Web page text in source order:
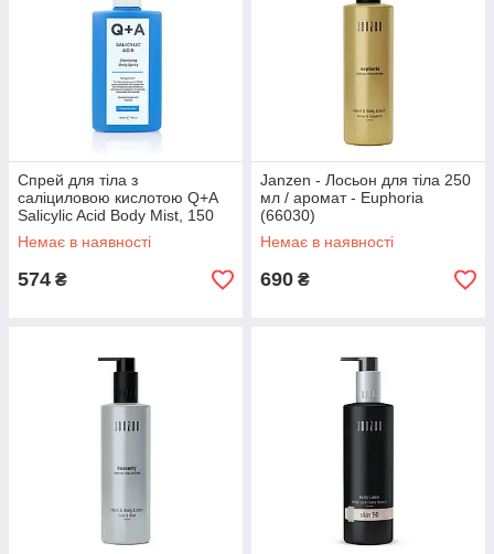
Спрей для тіла з
саліциловою кислотою Q+A
Salicylic Acid Body Mist, 150
мл (470232)
Немає в наявності
574 ₴
Janzen - Лосьон для тіла 250
мл / аромат - Euphoria
(66030)
Немає в наявності
690 ₴